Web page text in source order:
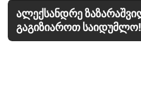
ალექსანდრე
გაგიზიაროთ